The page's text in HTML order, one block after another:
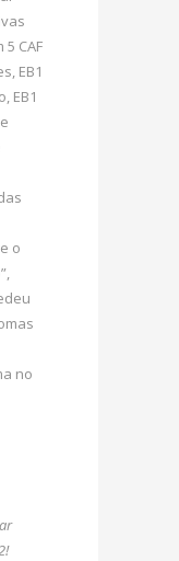
CAF
EB1
EB1
o
no